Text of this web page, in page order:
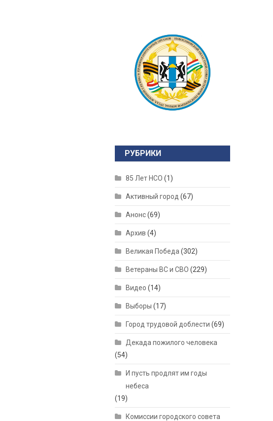
РУБРИКИ
85 Лет НСО (1)
Активный город (67)
Анонс(69)
Архив (4)
Великая Победа (302)
Ветераны ВС и СВО (229)
Видео (14)
Выборы (17)
Город трудовой доблести (69)
Декада пожилого человека
(54)
И пусть продлят им годы
небеса
(19)
Комиссии городского совета